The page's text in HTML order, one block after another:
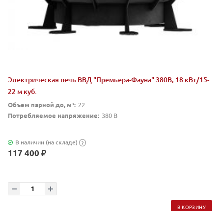
Электрическая печь ВВД "Премьера-Фауна" 380В, 18 кВт/15-
22 м куб.
Объем парной до, м³: 22
Потребляемое напряжение: 380 В
В наличии (на складе) ?
117 400 ₽
В КОРЗИНУ